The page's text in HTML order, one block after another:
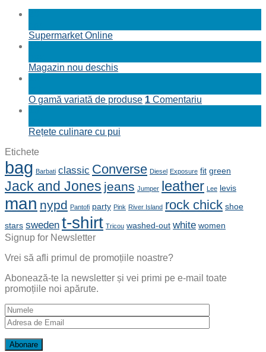
Supermarket Online
Magazin nou deschis
O gamă variată de produse 1 Comentariu
Rețete culinare cu pui
Etichete
bag Barbati classic Converse Diesel Exposure fit green
Jack and Jones jeans Jumper leather Lee levis
man nypd Pantofi party Pink River Island rock chick shoe
stars sweden t-shirt Tricou washed-out white women
Signup for Newsletter
Vrei să afli primul de promoțiile noastre?
Abonează-te la newsletter și vei primi pe e-mail toate
promoțiile noi apărute.